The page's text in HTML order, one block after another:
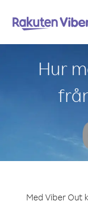
Hur
Med Viber Out